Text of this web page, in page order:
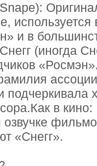
и в
(иногда
подчеркивала
в
озвучке
«Снегг».